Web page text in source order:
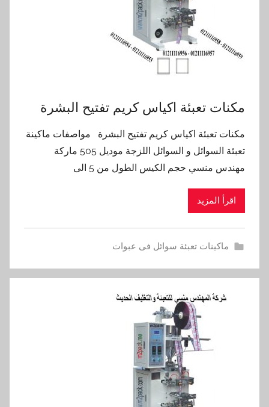
مكنات تعبئة اكياس كريم تفتيح البشرة
مكنات تعبئة اكياس كريم تفتيح البشرة مواصفات ماكينة
تعبئة السوائل و السوائل اللزجة موديل 505 ماركة
مهندس منسي حجم الكيس الطول من 5 الى
اقرأ المزيد
ماكينات تعبئة سوائل فى عبوات